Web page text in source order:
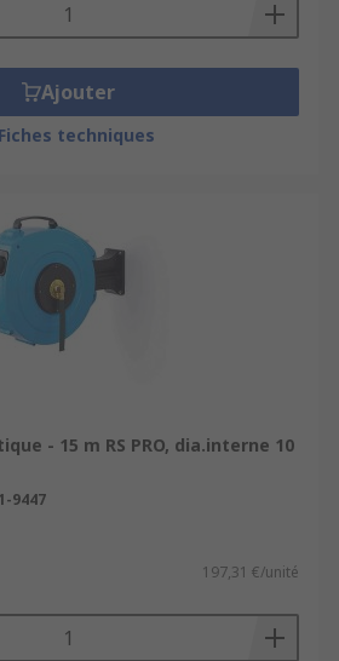
les ateliers et les
Ajouter
Fiches techniques
- 15 m RS PRO, dia.interne 10
9447
197,31 €/unité